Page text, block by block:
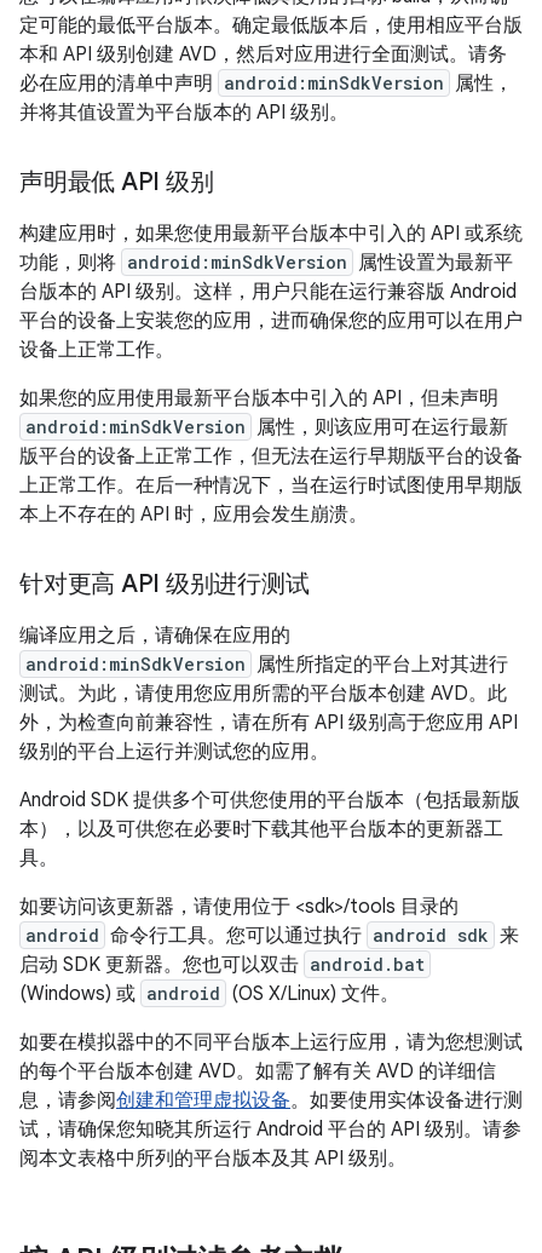
定可能的最低平台版本。确定最低版本后，使用相应平台版
本和 API 级别创建 AVD，然后对应用进行全面测试。请务
必在应用的清单中声明
android:minSdkVersion 属性，
并将其值设置为平台版本的 API 级别。
声明最低 API 级别
构建应用时，如果您使用最新平台版本中引入的 API 或系统
功能，则将 android:minSdkVersion 属性设置为最新平
台版本的 API 级别。这样，用户只能在运行兼容版 Android
平台的设备上安装您的应用，进而确保您的应用可以在用户
设备上正常工作。
如果您的应用使用最新平台版本中引入的 API，但未声明
android:minSdkVersion 属性，则该应用可在运行最新
版平台的设备上正常工作，但无法在运行早期版平台的设备
上正常工作。 在后一种情况下，当在运行时试图使用早期版
本上不存在的 API 时，应用会发生崩溃。
针对更高 API 级别进行测试
编译应用之后，请确保在应用的
android:minSdkVersion 属性所指定的平台上对其进行
测试。为此，请使用您应用所需的平台版本创建 AVD。此
外，为检查向前兼容性，请在所有 API 级别高于您应用 API
级别的平台上运行并测试您的应用。
Android SDK 提供多个可供您使用的平台版本（包括最新版
本），以及可供您在必要时下载其他平台版本的更新器工
具。
如要访问该更新器，请使用位于 <sdk>/tools 目录的
android 命令行工具。您可以通过执行 android sdk 来
启动 SDK 更新器。您也可以双击 android.bat
(Windows) 或 android (OS X/Linux) 文件。
如要在模拟器中的不同平台版本上运行应用，请为您想测试
的每个平台版本创建 AVD。如需了解有关 AVD 的详细信
息，请参阅创建和管理虚拟设备。如要使用实体设备进行测
试，请确保您知晓其所运行 Android 平台的 API 级别。请参
阅本文表格中所列的平台版本及其 API 级别。